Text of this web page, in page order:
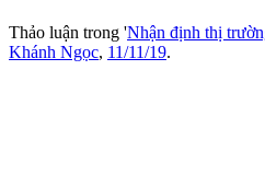
Thảo luận trong 'Nhận định thị
Khánh Ngọc, 11/11/19.